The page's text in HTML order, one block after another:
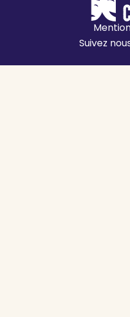
Suivez